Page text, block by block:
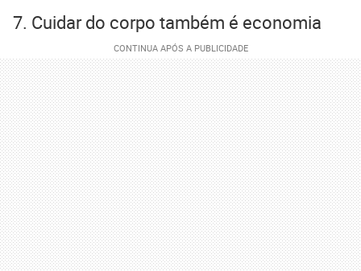
7. Cuidar do corpo também é economia